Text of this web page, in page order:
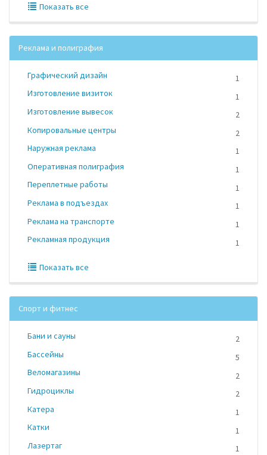
Показать все
Реклама и полиграфия
Графический дизайн
1
Изготовление визиток
1
Изготовление вывесок
2
Копировальные центры
2
Наружная реклама
1
Оперативная полиграфия
1
Переплетные работы
1
Реклама в подъездах
1
Реклама на транспорте
1
Рекламная продукция
1
Показать все
Спорт и фитнес
Бани и сауны
2
Бассейны
5
Веломагазины
2
Гидроциклы
2
Катера
1
Катки
1
Лазертаг
1